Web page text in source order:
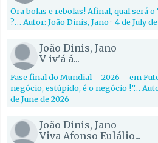
Ora bolas e rebolas! Afinal, qual será
?… Autor: João Dinis, Jano·4 de July
João Dinis, Jano
V iv'á á...
Fase final do Mundial – 2026 – em
negócio, estúpido, é o negócio !”…
de June de 2026
João Dinis, Jano
Viva Afonso Eulálio...